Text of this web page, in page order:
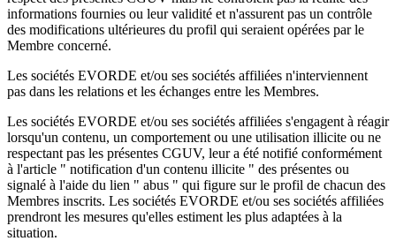
informations fournies ou leur validité et n'assurent pas un contrôle
des modifications ultérieures du profil qui seraient opérées par le
Membre concerné.
Les sociétés EVORDE et/ou ses sociétés affiliées n'interviennent
pas dans les relations et les échanges entre les Membres.
Les sociétés EVORDE et/ou ses sociétés affiliées s'engagent à réagir
lorsqu'un contenu, un comportement ou une utilisation illicite ou ne
respectant pas les présentes CGUV, leur a été notifié conformément
à l'article " notification d'un contenu illicite " des présentes ou
signalé à l'aide du lien " abus " qui figure sur le profil de chacun des
Membres inscrits. Les sociétés EVORDE et/ou ses sociétés affiliées
prendront les mesures qu'elles estiment les plus adaptées à la
situation.